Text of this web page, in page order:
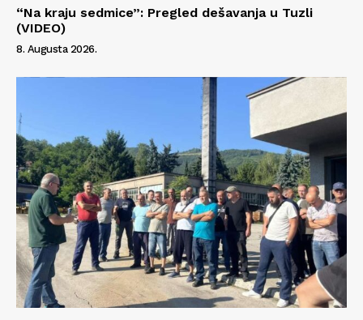
“Na kraju sedmice”: Pregled dešavanja u Tuzli
(VIDEO)
8. Augusta 2026.